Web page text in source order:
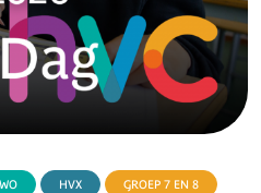
HVX GROEP 7 EN 8